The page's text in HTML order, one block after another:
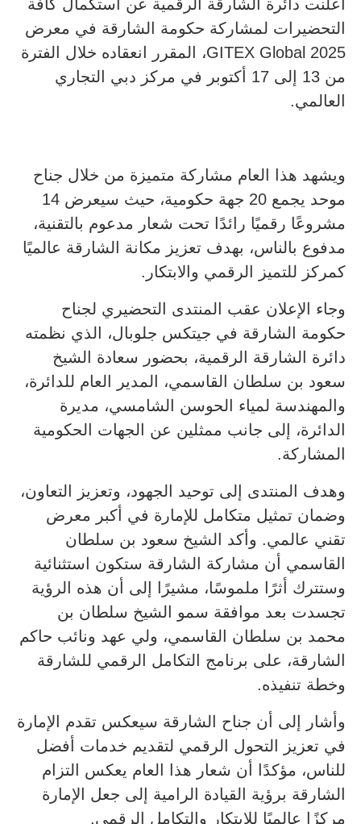
أعلنت دائرة الشارقة الرقمية عن استكمال كافة
التحضيرات لمشاركة حكومة الشارقة في معرض
GITEX Global 2025، المقرر انعقاده خلال الفترة
من 13 إلى 17 أكتوبر في مركز دبي التجاري
العالمي.
ويشهد هذا العام مشاركة متميزة من خلال جناح
موحد يجمع 20 جهة حكومية، حيث سيعرض 14
مشروعًا رقميًا رائدًا تحت شعار مدعوم بالتقنية،
مدفوع بالناس، بهدف تعزيز مكانة الشارقة عالميًا
كمركز للتميز الرقمي والابتكار.
وجاء الإعلان عقب المنتدى التحضيري لجناح
حكومة الشارقة في جيتكس جلوبال، الذي نظمته
دائرة الشارقة الرقمية، بحضور سعادة الشيخ
سعود بن سلطان القاسمي، المدير العام للدائرة،
والمهندسة لمياء الحوسن الشامسي، مديرة
الدائرة، إلى جانب ممثلين عن الجهات الحكومية
المشاركة.
وهدف المنتدى إلى توحيد الجهود، وتعزيز التعاون،
وضمان تمثيل متكامل للإمارة في أكبر معرض
تقني عالمي. وأكد الشيخ سعود بن سلطان
القاسمي أن مشاركة الشارقة ستكون استثنائية
وستترك أثرًا ملموسًا، مشيرًا إلى أن هذه الرؤية
تجسدت بعد موافقة سمو الشيخ سلطان بن
محمد بن سلطان القاسمي، ولي عهد ونائب حاكم
الشارقة، على برنامج التكامل الرقمي للشارقة
وخطة تنفيذه.
وأشار إلى أن جناح الشارقة سيعكس تقدم الإمارة
في تعزيز التحول الرقمي لتقديم خدمات أفضل
للناس، مؤكدًا أن شعار هذا العام يعكس التزام
الشارقة برؤية القيادة الرامية إلى جعل الإمارة
مركزًا عالميًا للابتكار والتكامل الرقمي.